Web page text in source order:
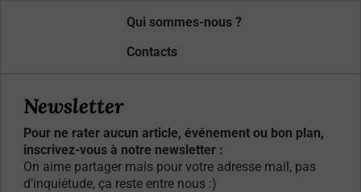
Qui sommes-nous ?
Contacts
Newsletter
Pour ne rater aucun article, événement ou bon plan,
inscrivez-vous à notre newsletter :
On aime partager mais pour votre adresse mail, pas
d’inquiétude, ça reste entre nous :)